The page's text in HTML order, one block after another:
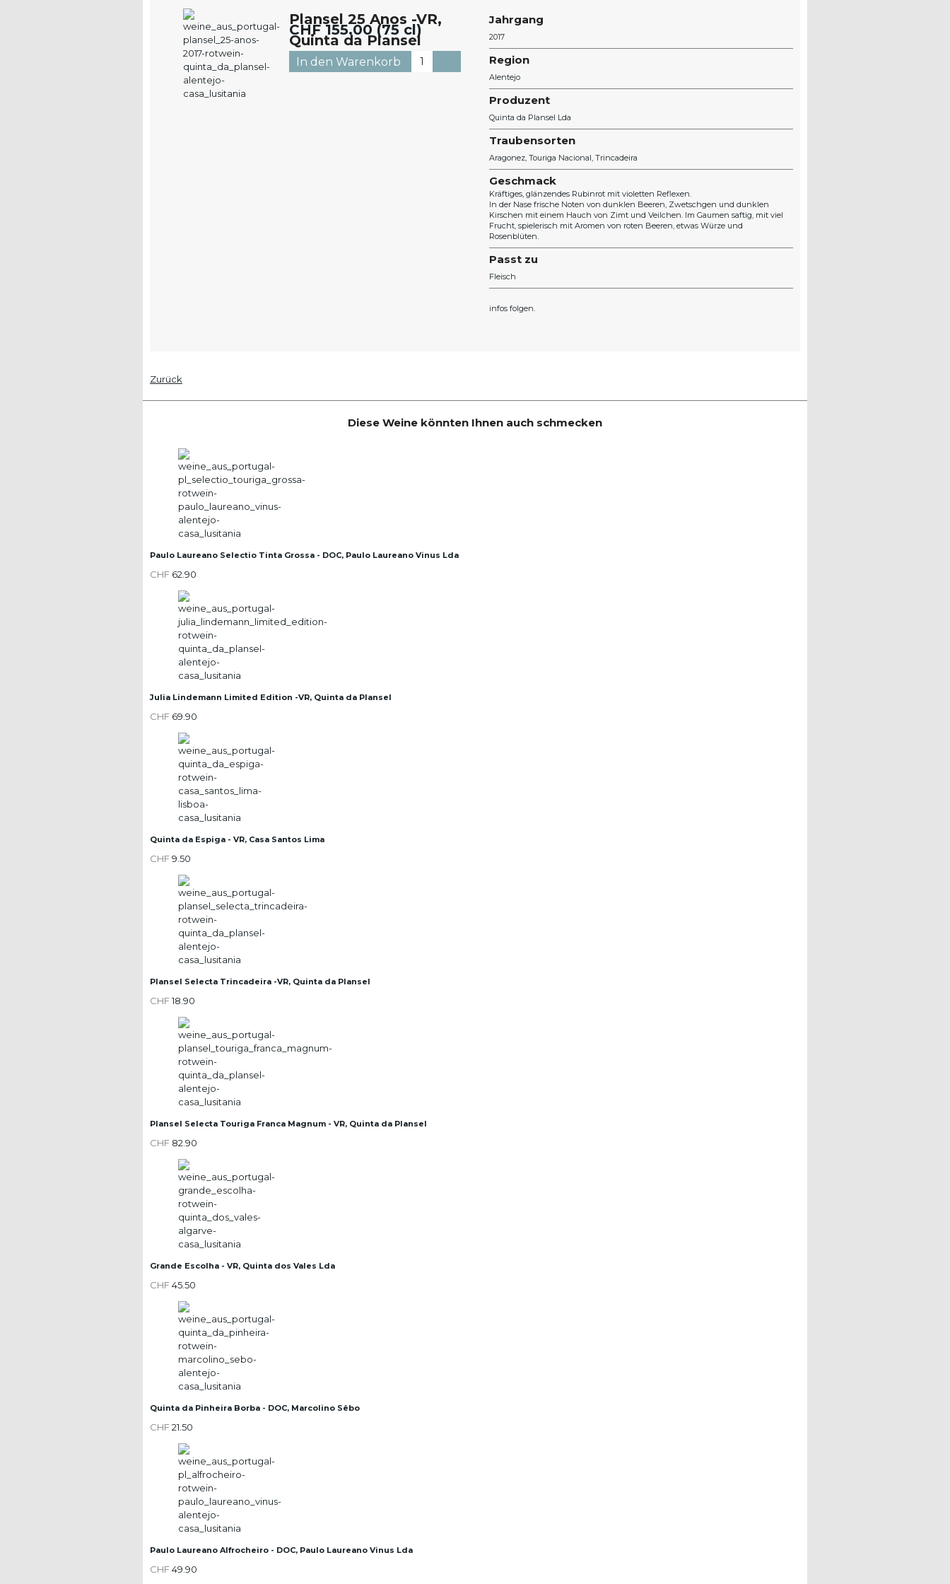
Plansel 25 Anos -VR,
Quinta da Plansel
Alentejo
CHF155.00 (75 cl)
Jahrgang
2017
Region
Alentejo
Produzent
Quinta da Plansel Lda
Traubensorten
Aragonez Touriga Nacional Trincadeira
Geschmack
Kräftiges, glänzendes Rubinrot mit violetten Reflexen.
In der Nase frische Noten von dunklen Beeren, Zwetschgen und dunklen
Kirschen mit einem Hauch von Zimt und Veilchen. Im Gaumen saftig, mit viel
Frucht, spielerisch mit Aromen von roten Beeren, etwas Würze und
Rosenblüten.
Passt zu
Fleisch
infos folgen.
Zurück
Diese Weine könnten Ihnen auch schmecken
Paulo Laureano Selectio Tinta Grossa - DOC, Paulo Laureano Vinus Lda
CHF 62.90
Julia Lindemann Limited Edition -VR, Quinta da Plansel
CHF 69.90
Quinta da Espiga - VR, Casa Santos Lima
CHF9.50
Plansel Selecta Trincadeira -VR, Quinta da Plansel
CHF18.90
Plansel Selecta Touriga Franca Magnum - VR, Quinta da Plansel
CHF 82.90
Grande Escolha - VR, Quinta dos Vales Lda
CHF45.50
Quinta da Pinheira Borba - DOC, Marcolino Sêbo
CHF21.50
Paulo Laureano Alfrocheiro - DOC, Paulo Laureano Vinus Lda
CHF49.90